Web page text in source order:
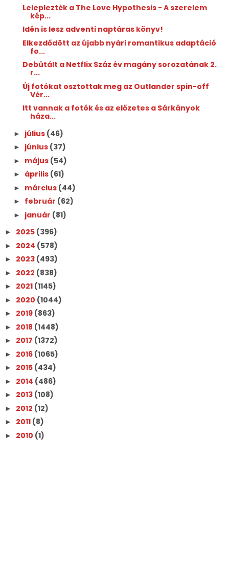
Leleplezték a The Love Hypothesis - A szerelem
kép...
Idén is lesz adventi naptáras könyv!
Elkezdődött az újabb nyári romantikus adaptáció
fo...
Debütált a Netflix Száz év magány sorozatának 2.
r...
Új fotókat osztottak meg az Outlander spin-off
Vér...
Itt vannak a fotók és az előzetes a Sárkányok
háza...
► július (46)
► június (37)
► május (54)
► április (61)
► március (44)
► február (62)
► január (81)
► 2025 (396)
► 2024 (578)
► 2023 (493)
► 2022 (838)
► 2021 (1145)
► 2020 (1044)
► 2019 (863)
► 2018 (1448)
► 2017 (1372)
► 2016 (1065)
► 2015 (434)
► 2014 (486)
► 2013 (108)
► 2012 (12)
► 2011 (8)
► 2010 (1)